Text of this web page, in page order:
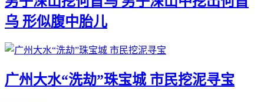
乌 形似腹中胎儿
广州大水“洗劫”珠宝城 市民挖泥寻宝